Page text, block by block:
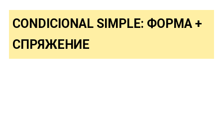
CONDICIONAL SIMPLE: ФОРМА +
СПРЯЖЕНИЕ